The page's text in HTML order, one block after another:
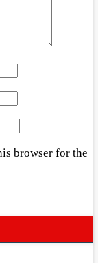
browser for the